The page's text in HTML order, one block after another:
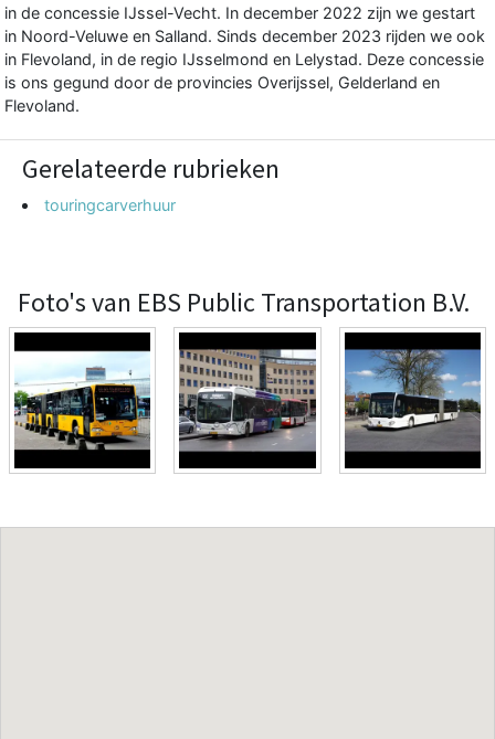
in de concessie IJssel-Vecht. In december 2022 zijn we gestart
in Noord-Veluwe en Salland. Sinds december 2023 rijden we ook
in Flevoland, in de regio IJsselmond en Lelystad. Deze concessie
is ons gegund door de provincies Overijssel, Gelderland en
Flevoland.
Gerelateerde rubrieken
touringcarverhuur
Foto's van EBS Public Transportation B.V.